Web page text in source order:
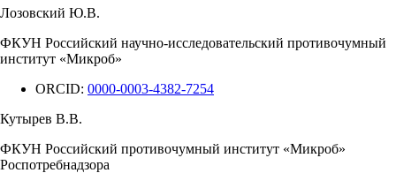
Лозовский Ю.В.
ФКУН Российский научно-исследовательский противочумный
институт «Микроб»
ORCID: 0000-0003-4382-7254
Кутырев В.В.
ФКУН Российский противочумный институт «Микроб»
Роспотребнадзора